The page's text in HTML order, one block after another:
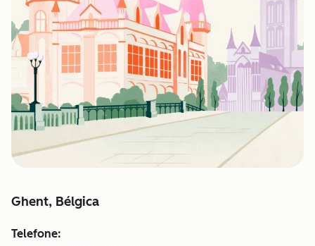
Ghent, Bélgica
Telefone: